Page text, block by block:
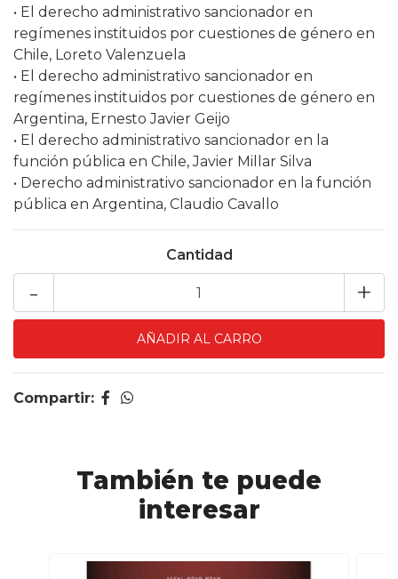
• El derecho administrativo sancionador en
regímenes instituidos por cuestiones de género en
Chile, Loreto Valenzuela
• El derecho administrativo sancionador en
regímenes instituidos por cuestiones de género en
Argentina, Ernesto Javier Geijo
• El derecho administrativo sancionador en la
función pública en Chile, Javier Millar Silva
• Derecho administrativo sancionador en la función
pública en Argentina, Claudio Cavallo
Cantidad
+
-
Compartir:
También te puede
interesar